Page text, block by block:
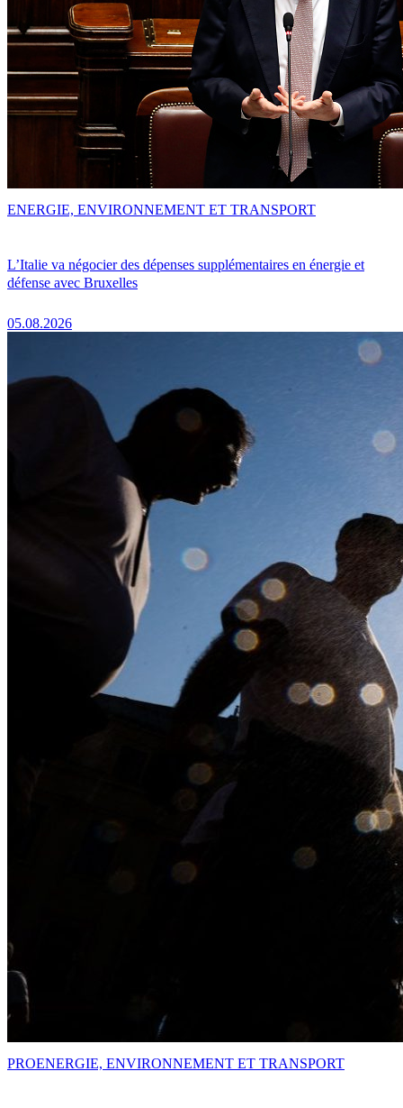
L’Italie va négocier des dépenses supplémentaires en énergie et
défense avec Bruxelles
05.08.2026
ENERGIE, ENVIRONNEMENT ET TRANSPORT
PROENERGIE, ENVIRONNEMENT ET TRANSPORT